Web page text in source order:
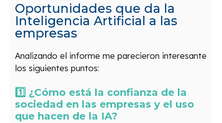
Oportunidades que da la
Inteligencia Artificial a las
empresas
Analizando el informe me parecieron interesante
los siguientes puntos:
1️⃣ ¿Cómo está la confianza de la
sociedad en las empresas y el uso
que hacen de la IA?